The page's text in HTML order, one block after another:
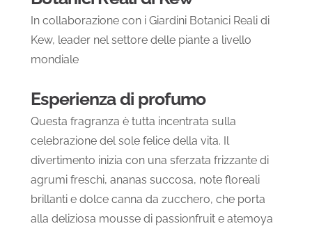
In collaborazione con i Giardini Botanici Reali di
Kew, leader nel settore delle piante a livello
mondiale
Esperienza di profumo
Questa fragranza è tutta incentrata sulla
celebrazione del sole felice della vita. Il
divertimento inizia con una sferzata frizzante di
agrumi freschi, ananas succosa, note floreali
brillanti e dolce canna da zucchero, che porta
alla deliziosa mousse di passionfruit e atemoya